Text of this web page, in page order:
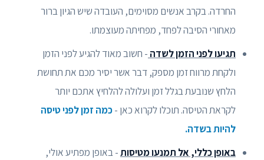
החרדה. בקרב אנשים מסוימים, העובדה שיש הגיון ברור
מאחורי הסיבה לפחד, מפחיתה מעוצמתו.
תגיעו לפני הזמן לשדה - חשוב מאוד להגיע לפני הזמן
ולקחת מרווח זמן מספק, דבר אשר יסיר מכם את תחושת
הלחץ שנובעת בגלל זמן ועלולה להלחיץ אתכם יותר
לקראת הטיסה. תוכלו לקרוא כאן -כמה זמן לפני טיסה
להיות בשדה.
באופן כללי, אל תמנעו מטיסות- באופן מפתיע אולי,